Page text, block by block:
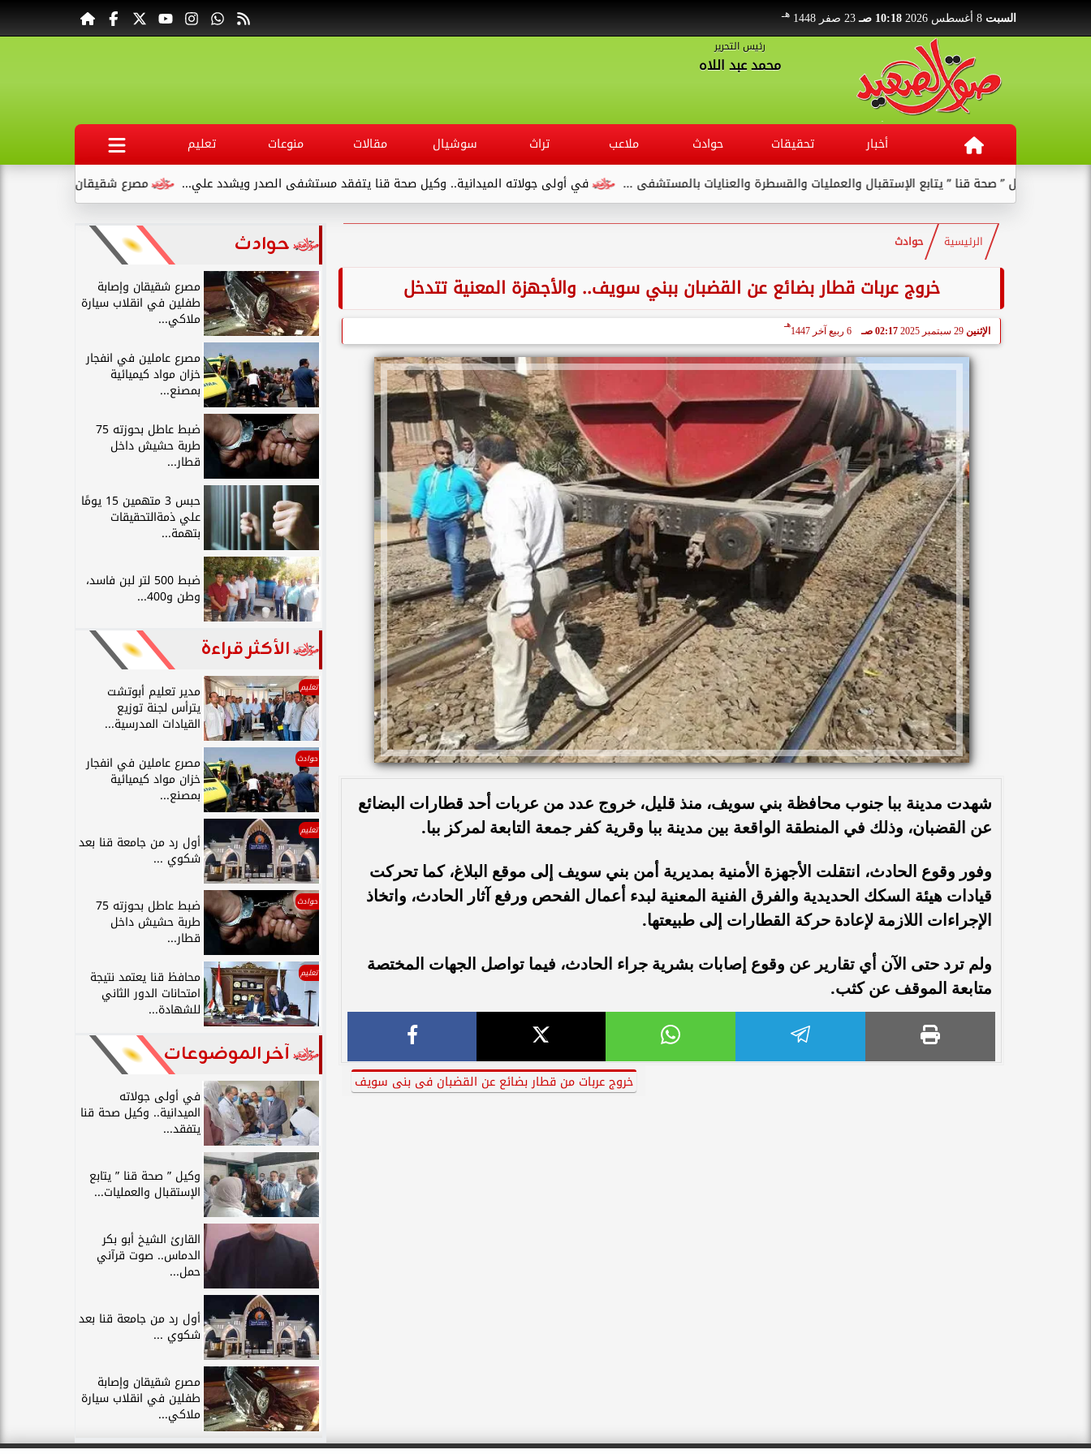
السبت 10:18 صـ 23 صفر 1448 هـ
رئيس التحرير
محمد عبد اللاه
أخبار تحقيقات حوادث ملاعب تراث سوشيال مقالات منوعات
تعليم
مصرع شقيقان وإصابة طفلين في
في أولى جولاته الميدانية.. وكيل صحة قنا يتفقد مستشفى الصدر ويشدد علي... وكيل ” صحة قنا ” يتابع الإستقبال والعمليات والقسطرة والعنايات بالمستشفى ...
الرئيسية حوادث
خروج عربات قطار بضائع عن القضبان ببني سويف.. والأجهزة المعنية تتدخل
الإثنين 29 سبتمبر 2025 02:17 صـ 6 ربيع آخر 1447
هـ
شهدت مدينة ببا جنوب محافظة بني سويف، منذ قليل، خروج عدد من عربات أحد قطارات البضائع
عن القضبان، وذلك في المنطقة الواقعة بين مدينة ببا وقرية كفر جمعة التابعة لمركز ببا.
وفور وقوع الحادث، انتقلت الأجهزة الأمنية بمديرية أمن بني سويف إلى موقع البلاغ، كما تحركت
قيادات هيئة السكك الحديدية والفرق الفنية المعنية لبدء أعمال الفحص ورفع آثار الحادث، واتخاذ
الإجراءات اللازمة لإعادة حركة القطارات إلى طبيعتها.
ولم ترد حتى الآن أي تقارير عن وقوع إصابات بشرية جراء الحادث، فيما تواصل الجهات المختصة
متابعة الموقف عن كثب.
خروج عربات من قطار بضائع عن القضبان فى بنى سويف
حوادث
مصرع شقيقان وإصابة
طفلين في انقلاب سيارة
ملاكي...
مصرع عاملين في انفجار
خزان مواد كيميائية
بمصنع...
ضبط عاطل بحوزته 75
طربة حشيش داخل
قطار...
حبس 3 متهمين 15 يومًا
علي ذمةالتحقيقات
بتهمة...
ضبط 500 لتر لبن فاسد،
وطن و400...
الأكثر قراءة
تعليم مدير تعليم أبوتشت
يترأس لجنة توزيع
القيادات المدرسية...
حوادث مصرع عاملين في انفجار
خزان مواد كيميائية
بمصنع...
تعليم
أول رد من جامعة قنا بعد
شكوي ...
حوادث ضبط عاطل بحوزته 75
طربة حشيش داخل
قطار...
تعليم محافظ قنا يعتمد نتيجة
امتحانات الدور الثاني
للشهادة...
آخر الموضوعات
في أولى جولاته
الميدانية.. وكيل صحة قنا
يتفقد...
وكيل ” صحة قنا ” يتابع
الإستقبال والعمليات...
القارئ الشيخ أبو بكر
الدماس.. صوت قرآني
حمل...
أول رد من جامعة قنا بعد
شكوي ...
مصرع شقيقان وإصابة
طفلين في انقلاب سيارة
ملاكي...